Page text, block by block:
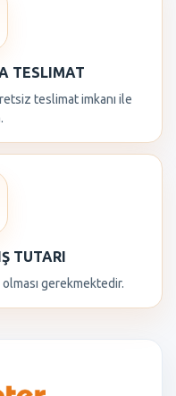
TESLIMAT
teslimat imkanı ile
TUTARI
gerekmektedir.